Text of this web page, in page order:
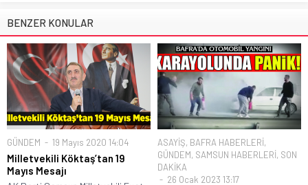
BENZER KONULAR
GÜNDEM 19 Mayıs 2020 14:04
Milletvekili Köktaş’tan 19
Mayıs Mesajı
ASAYİŞ, BAFRA HABERLERİ,
GÜNDEM, SAMSUN HABERLERİ, SON
DAKİKA
26 Ocak 2023 13:17